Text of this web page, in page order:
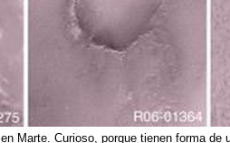
en Marte. Curioso, porque tienen forma de